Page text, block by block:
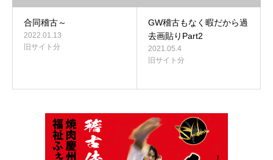
合同稽古～
2022.01.13
旧サイト分
GW稽古もなく暇だから過
去画貼りPart2
2021.05.4
旧サイト分